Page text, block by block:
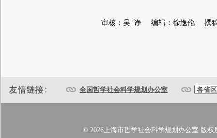
审核：吴 诤 编辑：徐逸伦 撰稿
全国哲学社会科学规划办公室
© 2026上海市哲学社会科学规划办公室 版权